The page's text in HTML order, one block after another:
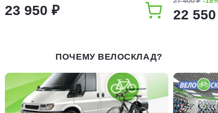
23 950 ₽ 22
ПОЧЕМУ ВЕЛОСКЛАД?